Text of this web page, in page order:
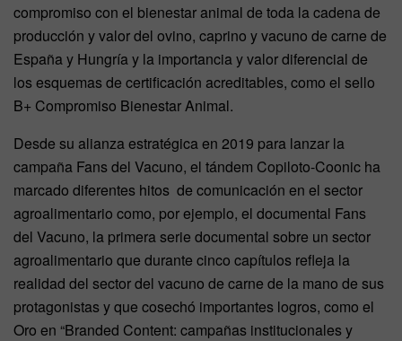
compromiso con el bienestar animal de toda la cadena de
producción y valor del ovino, caprino y vacuno de carne de
España y Hungría y la importancia y valor diferencial de
los esquemas de certificación acreditables, como el sello
B+ Compromiso Bienestar Animal.
Desde su alianza estratégica en 2019 para lanzar la
campaña Fans del Vacuno, el tándem Copiloto-Coonic ha
marcado diferentes hitos de comunicación en el sector
agroalimentario como, por ejemplo, el documental Fans
del Vacuno, la primera serie documental sobre un sector
agroalimentario que durante cinco capítulos refleja la
realidad del sector del vacuno de carne de la mano de sus
protagonistas y que cosechó importantes logros, como el
Oro en “Branded Content: campañas institucionales y